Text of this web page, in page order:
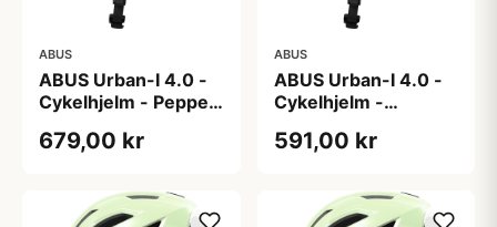
ABUS
ABUS Urban-I 4.0 -
Cykelhjelm - Pepper
679,00 kr
ABUS
ABUS Urban-I 4.0 -
Cykelhjelm -
591,00 kr